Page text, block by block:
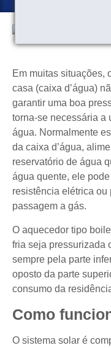
Em muitas situações,
casa (caixa d’água)
garantir uma boa
torna-se necessária a
água. Normalmente
da caixa d’água,
reservatório de água
água quente, ele
resistência elétrica
passagem a gás.
O aquecedor tipo
fria seja pressurizada
sempre pela parte
oposto da parte
consumo da
Como
O sistema solar é